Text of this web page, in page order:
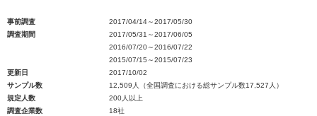
事前調査
2017/04/14～2017/05/30
調査期間
2017/05/31～2017/06/05
2016/07/20～2016/07/22
2015/07/15～2015/07/23
更新日
2017/10/02
サンプル数
12,509人（全国調査における総サンプル数17,527人）
規定人数
200人以上
調査企業数
18社